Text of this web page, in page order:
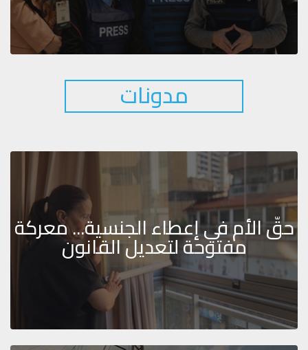
مدونات
حقّ الأم في إعطاء الجنسية... معركة
مفتوحة لتعديل القانون